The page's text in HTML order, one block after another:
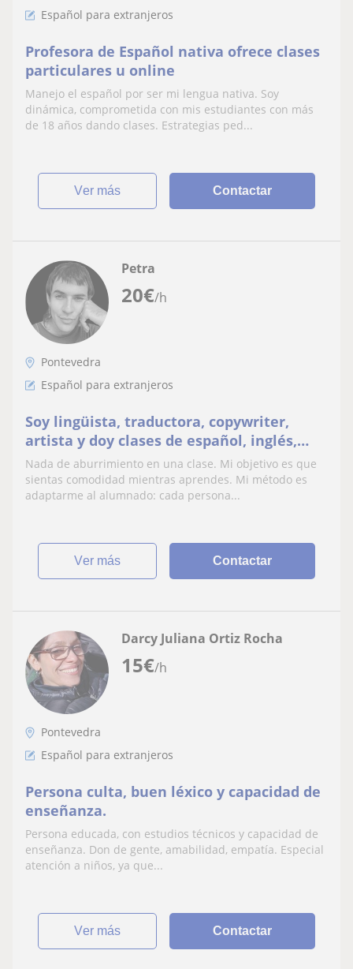
Español para extranjeros
Profesora de Español nativa ofrece clases
particulares u online
Manejo el español por ser mi lengua nativa. Soy
dinámica, comprometida con mis estudiantes con más
de 18 años dando clases. Estrategias ped...
ver más Contactar
20€/h
Petra
Pontevedra
Español para extranjeros
Soy lingüista, traductora, copywriter,
artista y doy clases de español, inglés,
francés y gallego para todos los niveles
Nada de aburrimiento en una clase. Mi objetivo es que
sientas comodidad mientras aprendes. Mi método es
adaptarme al alumnado: cada persona...
ver más Contactar
15€/h
Darcy Juliana Ortiz Rocha
Pontevedra
Español para extranjeros
Persona culta, buen léxico y capacidad de
enseñanza.
Persona educada, con estudios técnicos y capacidad de
enseñanza. Don de gente, amabilidad, empatía. Especial
atención a niños, ya que...
ver más Contactar